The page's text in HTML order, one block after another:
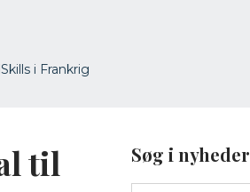
i Frankrig
til
Søg i nyheder